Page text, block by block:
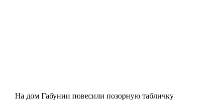
На дом Габунии повесили позорную табличку